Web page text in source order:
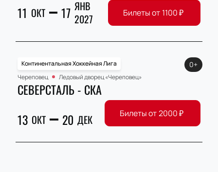
11 ОКТ 17 ЯНВ
2027
Билеты от 1100₽
Континентальная Хоккейная Лига
Череповец
Ледовый дворец «Череповец»
СЕВЕРСТАЛЬ - СКА
13 ОКТ 20 ДЕК
0+
Билеты от2000₽